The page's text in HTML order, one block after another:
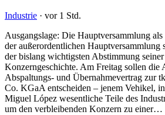
Industrie · vor 1 Std.
Ausgangslage: Die Hauptversammlung
der außerordentlichen Hauptversammlung
der bislang wichtigsten Abstimmung
Konzerngeschichte. Am Freitag sollen die
Abspaltungs- und Übernahmevertrag zur
Co. KGaA entscheiden – jenem Vehikel,
Miguel López wesentliche Teile des
um den verbleibenden Konzern zu einer…